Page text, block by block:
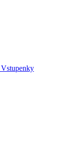
Vstupenky